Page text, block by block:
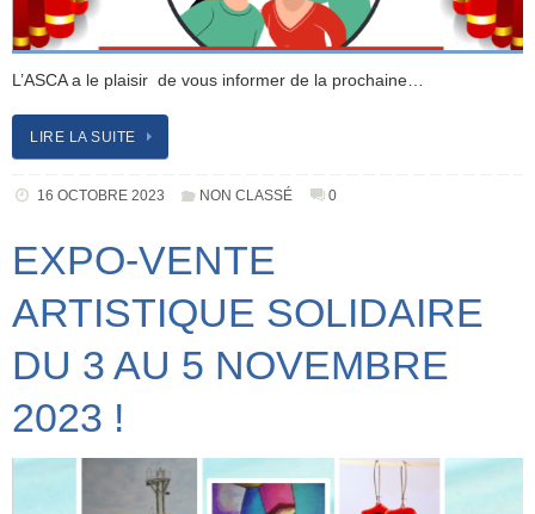
L’ASCA a le plaisir de vous informer de la prochaine…
LIRE LA SUITE
16 OCTOBRE 2023 NON CLASSÉ 0
EXPO-VENTE
ARTISTIQUE SOLIDAIRE
DU 3 AU 5 NOVEMBRE
2023 !